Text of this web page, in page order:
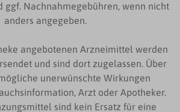
ggf. Nachnahmegebühren, wenn nicht
anders angegeben.
angebotenen Arzneimittel werden
und sind dort zugelassen. Über
unerwünschte Wirkungen
Arzt oder Apotheker.
sind kein Ersatz für eine